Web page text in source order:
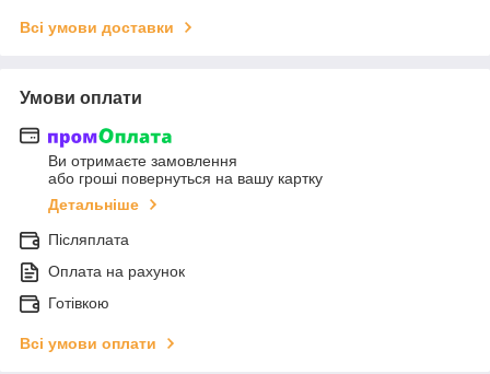
Всі умови доставки
Умови оплати
Ви отримаєте замовлення
або гроші повернуться на вашу картку
Детальніше
Післяплата
Оплата на рахунок
Готівкою
Всі умови оплати